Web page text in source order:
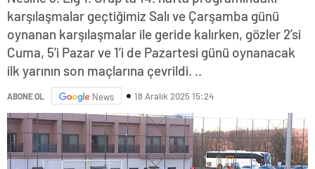
karşılaşmalar geçtiğimiz Salı ve Çarşamba günü
oynanan karşılaşmalar ile geride kalırken, gözler 2’si
Cuma, 5’i Pazar ve 1’i de Pazartesi günü oynanacak
ilk yarının son maçlarına çevrildi. ..
ABONE OL News 18 Aralık 2025 15:24